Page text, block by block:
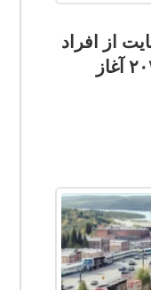
از افراد
متاثر از آتش‌سوزی‌های ۲۰۲۵ آغاز